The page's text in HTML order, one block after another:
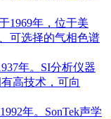
1969年，位于美
可选择的气相色谱
年。SI分析仪器
高技术，可向
年。SonTek声学